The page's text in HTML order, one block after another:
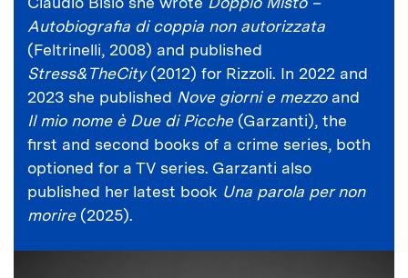
Autobiografia di coppia non autorizzata
(Feltrinelli, 2008) and published
Stress&TheCity(2012) for Rizzoli. In 2022 and
2023 she published Nove giorni e mezzoand
Il mio nome è Due di Picche(Garzanti), the
first and second books of a crime series, both
optioned for a TV series. Garzanti also
published her latest book Una parola per non
morire(2025).